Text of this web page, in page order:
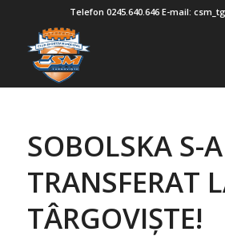
Telefon 0245.640.646 E-mail:
SOBOLSKA S-A
TRANSFERAT
TÂRGOVIȘTE!